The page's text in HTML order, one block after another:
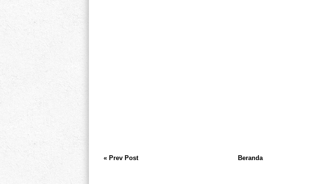
« Prev Post Beranda